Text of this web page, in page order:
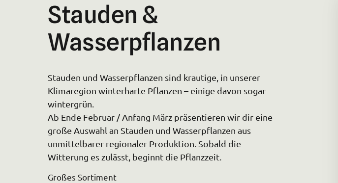
Stauden &
Wasserpflanzen
Stauden und Wasserpflanzen sind krautige, in unserer
Klimaregion winterharte Pflanzen – einige davon sogar
wintergrün.
Ab Ende Februar / Anfang März präsentieren wir dir eine
große Auswahl an Stauden und Wasserpflanzen aus
unmittelbarer regionaler Produktion. Sobald die
Witterung es zulässt, beginnt die Pflanzzeit.
Großes Sortiment